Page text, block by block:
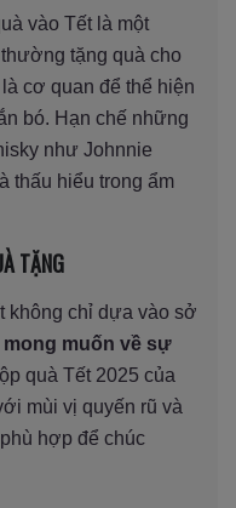
vào Tết là một
tặng quà cho
cơ quan để thể hiện
bó. Hạn chế những
như Johnnie
thấu hiểu trong ẩm
TẶNG
không chỉ dựa vào sở
mong muốn về sự
quà Tết 2025 của
mùi vị quyến rũ và
hợp để chúc